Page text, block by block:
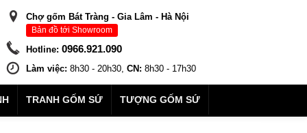
Chợ gốm Bát Tràng - Gia Lâm - Hà Nội
Bản đồ tới Showroom
Hotline: 0966.921.090
Làm việc: 8h30 - 20h30, CN: 8h30 - 17h30
TRANH GỐM SỨ TƯỢNG GỐM SỨ